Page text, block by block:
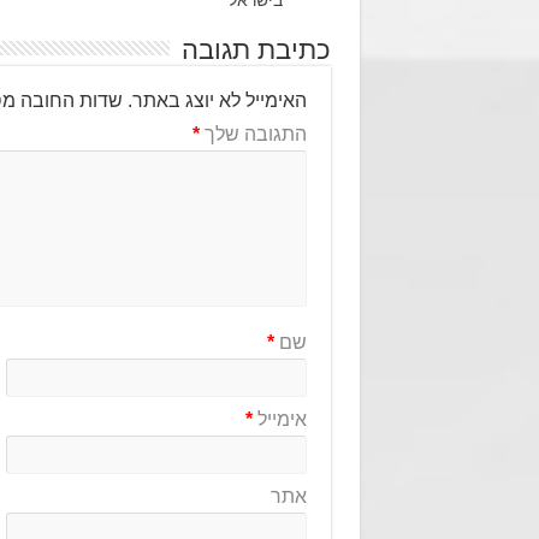
כתיבת תגובה
האימייל לא יוצג באתר. שדות החובה
התגובה שלך*
שם*
אימייל*
אתר